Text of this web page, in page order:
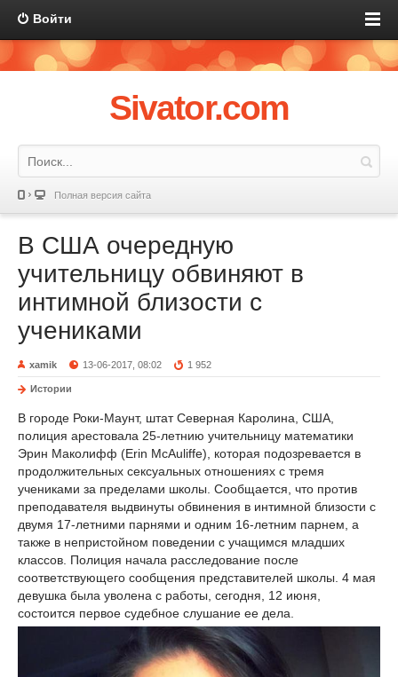
Войти
Sivator.com
Полная версия сайта
В США очередную
учительницу обвиняют в
интимной близости с
учениками
xamik 13-06-2017, 08:02 1 952
Истории
В городе Роки-Маунт, штат Северная Каролина, США,
полиция арестовала 25-летнию учительницу математики
Эрин Маколифф (Erin McAuliffe), которая подозревается в
продолжительных сексуальных отношениях с тремя
учениками за пределами школы. Сообщается, что против
преподавателя выдвинуты обвинения в интимной близости с
двумя 17-летними парнями и одним 16-летним парнем, а
также в непристойном поведении с учащимся младших
классов. Полиция начала расследование после
соответствующего сообщения представителей школы. 4 мая
девушка была уволена с работы, сегодня, 12 июня,
состоится первое судебное слушание ее дела.